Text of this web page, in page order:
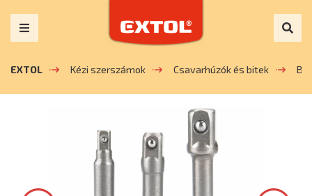
EXTOL Kézi szerszámok Csavarhúzók és bitek Bit